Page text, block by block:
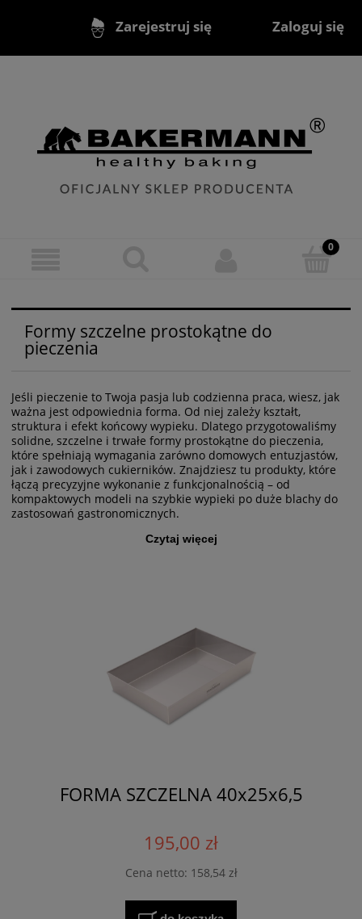
Zarejestruj się Zaloguj się
Formy szczelne prostokątne do
pieczenia
Jeśli pieczenie to Twoja pasja lub codzienna praca, wiesz, jak
ważna jest odpowiednia forma. Od niej zależy kształt,
struktura i efekt końcowy wypieku. Dlatego przygotowaliśmy
solidne, szczelne i trwałe formy prostokątne do pieczenia,
które spełniają wymagania zarówno domowych entuzjastów,
jak i zawodowych cukierników. Znajdziesz tu produkty, które
łączą precyzyjne wykonanie z funkcjonalnością – od
kompaktowych modeli na szybkie wypieki po duże blachy do
zastosowań gastronomicznych.
Czytaj więcej
FORMA SZCZELNA 40x25x6,5
195,00 zł
Cena netto: 158,54 zł